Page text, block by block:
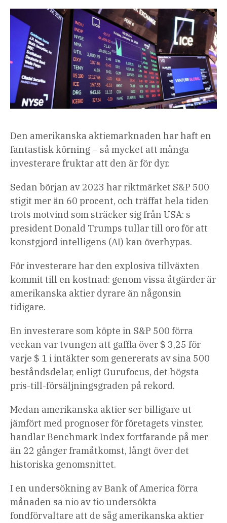
Den amerikanska aktiemarknaden har haft en
fantastisk körning – så mycket att många
investerare fruktar att den är för dyr.
Sedan början av 2023 har riktmärket S&P 500
stigit mer än 60 procent, och träffat hela tiden
trots motvind som sträcker sig från USA: s
president Donald Trumps tullar till oro för att
konstgjord intelligens (AI) kan överhypas.
För investerare har den explosiva tillväxten
kommit till en kostnad: genom vissa åtgärder är
amerikanska aktier dyrare än någonsin
tidigare.
En investerare som köpte in S&P 500 förra
veckan var tvungen att gaffla över $ 3,25 för
varje $ 1 i intäkter som genererats av sina 500
beståndsdelar, enligt Gurufocus, det högsta
pris-till-försäljningsgraden på rekord.
Medan amerikanska aktier ser billigare ut
jämfört med prognoser för företagets vinster,
handlar Benchmark Index fortfarande på mer
än 22 gånger framåtkomst, långt över det
historiska genomsnittet.
I en undersökning av Bank of America förra
månaden sa nio av tio undersökta
fondförvaltare att de såg amerikanska aktier